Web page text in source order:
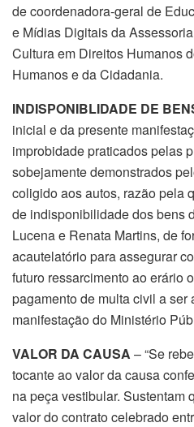
de coordenadora-geral de
e Mídias Digitais da
Cultura em Direitos Humanos
Humanos e da Cidadania.
INDISPONIBLIDADE DE
inicial e da presente
improbidade praticados pelas
sobejamente demonstrados
coligido aos autos, razão pela
de indisponibilidade dos bens
Lucena e Renata Martins, de
acautelatório para assegurar
futuro ressarcimento ao erário
pagamento de multa civil a ser
manifestação do Ministério
VALOR DA CAUSA – “Se
tocante ao valor da causa
na peça vestibular. Sustentam
valor do contrato celebrado